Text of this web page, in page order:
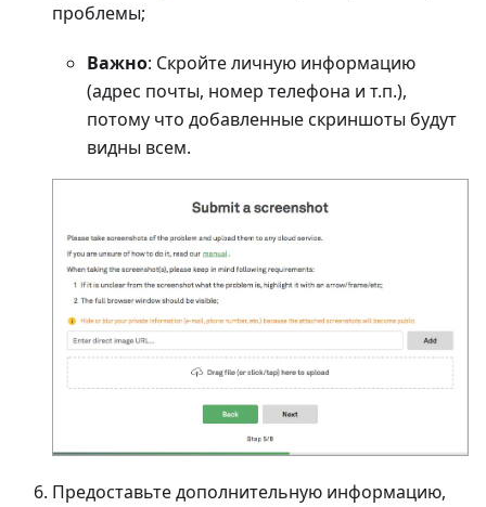
проблемы;
Важно: Скройте личную информацию
(адрес почты, номер телефона и т.п.),
потому что добавленные скриншоты будут
видны всем.
Предоставьте дополнительную информацию,